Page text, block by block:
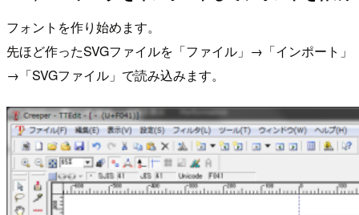
フォントを作り始めます。
先ほど作ったSVGファイルを「ファイル」→「インポート」
→「SVGファイル」で読み込みます。